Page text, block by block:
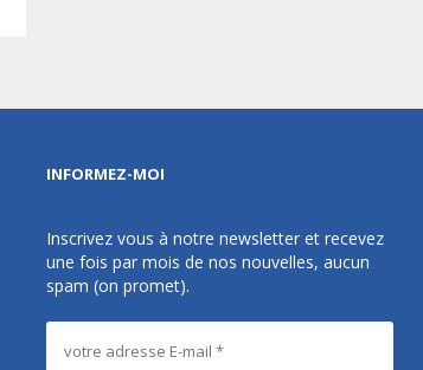
INFORMEZ-MOI
Inscrivez vous à notre newsletter et recevez
une fois par mois de nos nouvelles, aucun
spam (on promet).